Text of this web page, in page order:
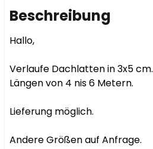
Beschreibung
Hallo,
Verlaufe Dachlatten in 3x5 cm.
Längen von 4 nis 6 Metern.
Lieferung möglich.
Andere Größen auf Anfrage.